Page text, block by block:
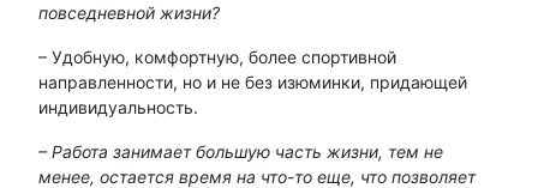
повседневной жизни?
– Удобную, комфортную, более спортивной
направленности, но и не без изюминки, придающей
индивидуальность.
– Работа занимает большую часть жизни, тем не
менее, остается время на что-то еще, что позволяет